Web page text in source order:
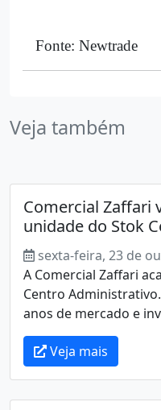
Fonte: Newtrade
Veja também
Comercial Zaffari
unidade do Stok
sexta-feira, 23 de
A Comercial Zaffari
Centro
anos de mercado e
Veja mais